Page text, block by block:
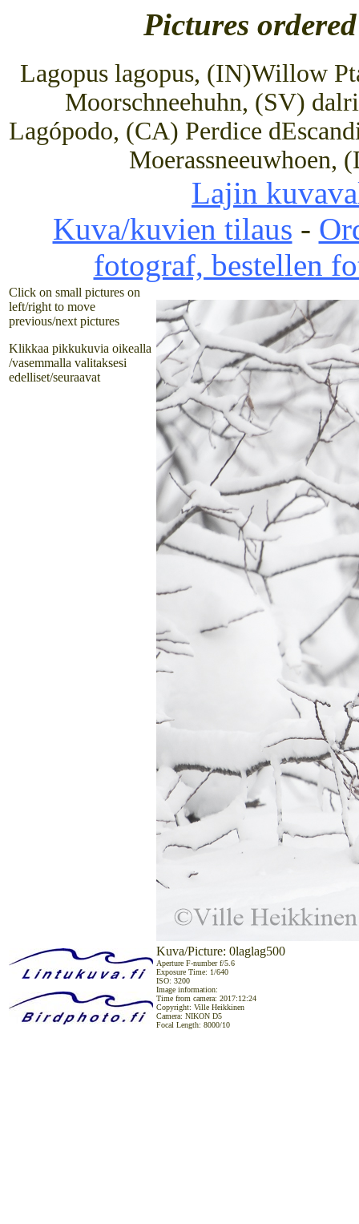
Pictures
Lagopus lagopus, (IN)Willow
Moorschneehuhn, (SV)
Lagópodo, (CA) Perdice
Moerassneeuwhoen,
Lajin
Kuva/kuvien tilaus -
fotograf, bestellen
Click on small pictures on
left/right to move
previous/next pictures
Klikkaa pikkukuvia oikealla
/vasemmalla valitaksesi
edelliset/seuraavat
Kuva/Picture: 0laglag500
Aperture F-number f/5.6
Exposure Time: 1/640
ISO: 3200
Image information:
Time from camera: 2017:12:24
Copyright: Ville Heikkinen
Camera: NIKON D5
Focal Length: 8000/10